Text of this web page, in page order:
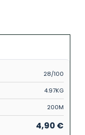
28/100
4.97KG
200M
4,90 €